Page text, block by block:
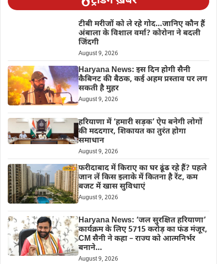
टीबी मरीजों को ले रहे गोद…जानिए कौन हैं
अंबाला के विशाल वर्मा? कोरोना ने बदली
जिंदगी
August 9, 2026
Haryana News: इस दिन होगी सैनी
कैबिनट की बैठक, कई अहम प्रस्ताव पर लग
सकती है मुहर
August 9, 2026
हरियाणा में ‘हमारी सड़क’ ऐप बनेगी लोगों
की मददगार, शिकायत का तुरंत होगा
समाधान
August 9, 2026
फरीदाबाद में किराए का घर ढूंढ रहे हैं? पहले
जान लें किस इलाके में कितना है रेंट, कम
बजट में खास सुविधाएं
August 9, 2026
Haryana News: ‘जल सुरक्षित हरियाणा’
कार्यक्रम के लिए 5715 करोड़ का फंड मंजूर,
CM सैनी ने कहा – राज्य को आत्मनिर्भर
बनाने…
August 9, 2026